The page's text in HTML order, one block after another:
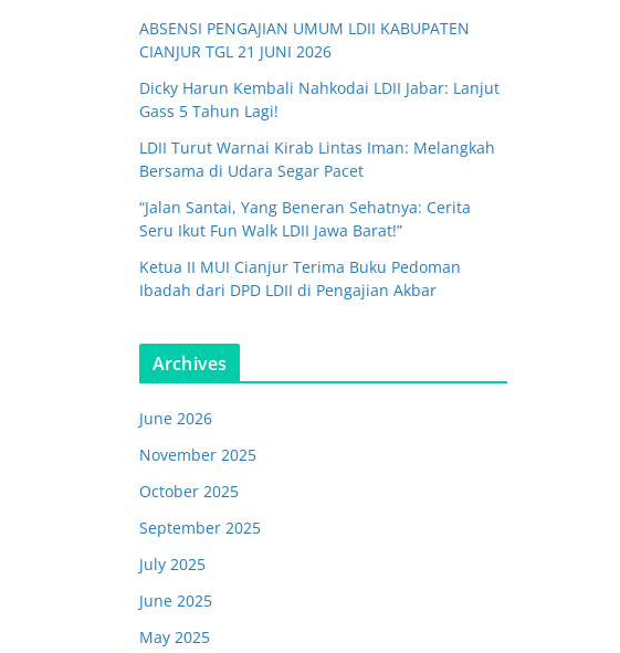
ABSENSI PENGAJIAN UMUM LDII KABUPATEN
CIANJUR TGL 21 JUNI 2026
Dicky Harun Kembali Nahkodai LDII Jabar: Lanjut
Gass 5 Tahun Lagi!
LDII Turut Warnai Kirab Lintas Iman: Melangkah
Bersama di Udara Segar Pacet
“Jalan Santai, Yang Beneran Sehatnya: Cerita
Seru Ikut Fun Walk LDII Jawa Barat!”
Ketua II MUI Cianjur Terima Buku Pedoman
Ibadah dari DPD LDII di Pengajian Akbar
Archives
June 2026
November 2025
October 2025
September 2025
July 2025
June 2025
May 2025